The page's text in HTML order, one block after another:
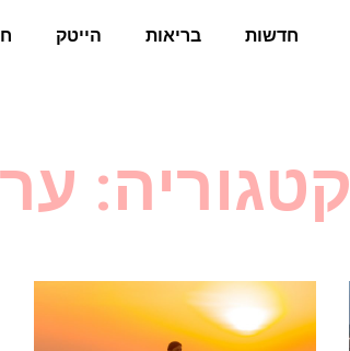
חדשות בריאות הייטק
קטגוריה: